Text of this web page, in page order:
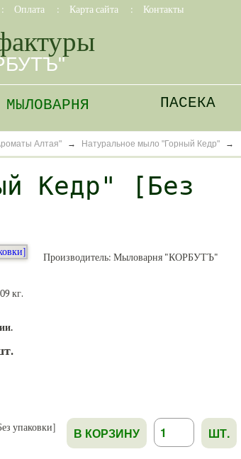
Оплата : Карта сайта : Контакты
МЫЛОВАРНЯ ПАСЕКА
Алтая" → Натуральное мыло "Горный Кедр" →
Кедр" [Без
Производитель: Мыловарня "КОРБУТЪ"
кг.
В КОРЗИНУ ШТ.